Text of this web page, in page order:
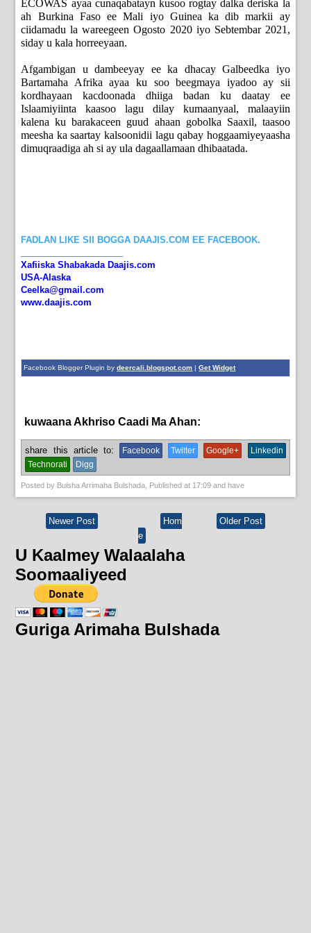
ECOWAS ayaa cunaqabatayn kusoo rogtay dalka deriska la
ah Burkina Faso ee Mali iyo Guinea ka dib markii ay
ciidamadu la wareegeen Ogosto 2020 iyo Sebtembar 2021,
siday u kala horreeyaan.
Afgambigan u dambeeyay ee ka dhacay Galbeedka iyo
Bartamaha Afrika ayaa ku soo beegmaya iyadoo ay sii
kordhayaan kacdoonada dhiiga badan ku daatay ee
Islaamiyiinta kaasoo lagu dilay kumaanyaal, malaayiin
kalena ku barakaceen guud ahaan gobolka Saaxil, taasoo
meesha ka saartay kalsoonidii lagu qabay hoggaamiyeyaasha
dimuqraadiga ah si ay ula dagaallamaan dhibaatada.
FADLAN LIKE SII BOGGA DAAJIS.COM EE FACEBOOK.
Xafiiska Shabakada Daajis.com
USA-Alaska
Ceelka@gmail.com
www.daajis.com
Facebook Blogger Plugin bydeercali.blogspot.com |Get Widget
kuwaana Akhriso Caadi Ma Ahan:
share this article to: Facebook Twitter Google+
Linkedin
Technorati
Digg
Posted by Bulsha Arrimaha Bulshada , Published at 17:09 and have
Newer Post Older Post
Hom
e
U Kaalmey Walaalaha
Soomaaliyeed
Guriga Arimaha Bulshada